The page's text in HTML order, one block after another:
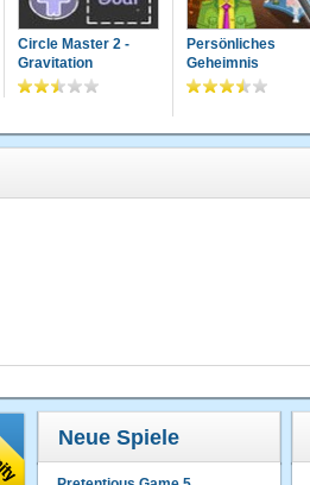
Circle Master 2 -
Gravitation
Persönliches
Geheimnis
Neue Spiele